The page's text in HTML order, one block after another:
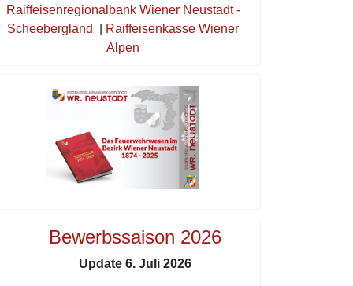
Raiffeisenregionalbank Wiener Neustadt -
Scheebergland
Raiffeisenkasse Wiener
Alpen
Bewerbssaison 2026
Update 6. Juli 2026